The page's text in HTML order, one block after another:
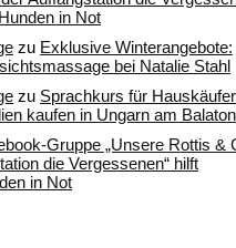
in Not
zu Exklusive Winterangebote:
bei Natalie Stahl
zu Sprachkurs für
kaufen in Ungarn am Balaton
Gruppe „Unsere Rottis &
die Vergessenen“ hilft
in Not